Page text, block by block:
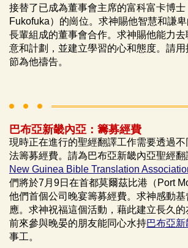
接替了已成為董事會主席的富科富卡博
Fukofuka）的崗位。求神賜他智慧和謙
長輩組成的董事會合作。求神賜他能力
意和計劃，並建立學習的心和態度。請
節為他禱告。
巴布亞新畿內亞：籌募經費
現時正在進行的聖經翻譯工作需要透過
法籌募經費。請為巴布亞新畿內亞聖經翻
New Guinea Bible Translation
們將於7月9日在首都莫爾茲比港（Port
他們首個公司晚宴籌募經費。求神感動基
應。求神祝福這個活動，藉此建立長久
前來參與晚晏的朋友能同心水持巴布亞新
事工。